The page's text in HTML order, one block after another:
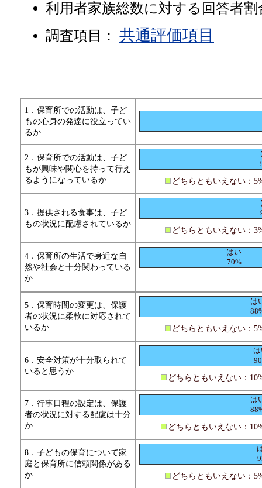
利用者家族総数に対する回答者割
調査項目： 共通評価項目
1．保育所での活動は、子ど
もの心身の発達に役立ってい
るか
2．保育所での活動は、子ど
もが興味や関心を持って行え
るようになっているか
どちらともいえない：
3．提供される食事は、子ど
もの状況に配慮されているか
どちらともいえない：
4．保育所の生活で身近な自
然や社会と十分関わっている
か
はい
70%
5．保育時間の変更は、保護
者の状況に柔軟に対応されて
いるか
は
どちらともいえない：
6．安全対策が十分取られて
いると思うか
どちらともいえない：
7．行事日程の設定は、保護
者の状況に対する配慮は十分
か
は
どちらともいえない：
8．子どもの保育について家
庭と保育所に信頼関係がある
か
どちらともいえない：